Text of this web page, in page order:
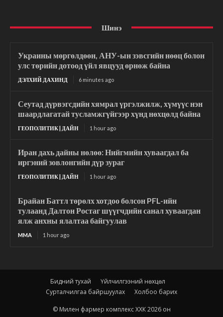
Шинэ
Украины мөргөлдөөн, АНУ-ын зэвсгийн нөөц болон
улс төрийн дотоод үйл явцууд өрнөж байна
ДЭЛХИЙ ДАХИНД 6 minutes ago
Сеутад дүрвэгсдийн хямрал үргэлжилж, хүмүүс нэн
шаардлагатай тусламжгүйгээр хүнд нөхцөлд байна
ГЕОПОЛИТИК | ДАЙН 1 hour ago
Иран дахь дайны нөлөө: Нийгмийн хуваагдал ба
иргэний зовлонгийн дүр зураг
ГЕОПОЛИТИК | ДАЙН 1 hour ago
Брайан Баттл төрөлх хотдоо болсон PFL-ийн
тулаанд Далтон Ростаг шүүгчдийн санал хуваагдан
ялж анхны ялалтаа байгуулав
MMA 1 hour ago
Бидний тухай
Үйлчилгээний нөхцөл
Сурталчилгаа байршуулах
Холбоо барих
© Милен фармер комплекс ХХК 2026 он